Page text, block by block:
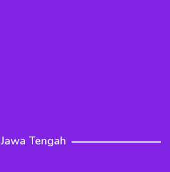
Jawa Tengah